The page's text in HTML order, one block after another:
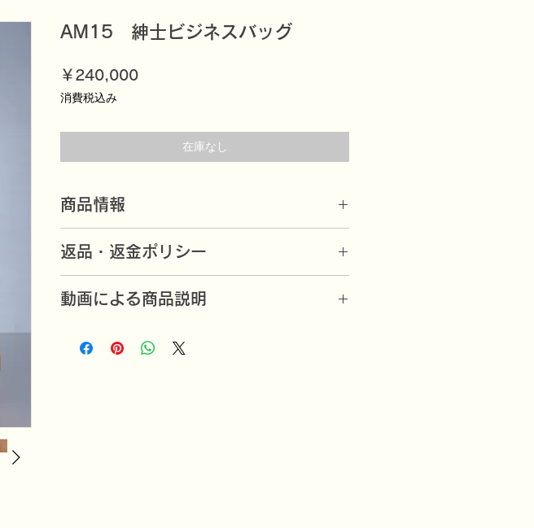
AM15 紳士ビジネスバッグ
￥240,000価
消費税込み
在庫なし
商品情報
（イタリア・ミラノ北方の町のバッグメーカー製）
黒とキャメルの2色です。
返品・返金ポリシー
いたします。（返品送料は、弊店にて負担）
商品到着後一週間以内、未使用品に限りお受けいたしま
動画による商品説明